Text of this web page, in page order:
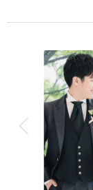
撮影料
着付け
アルバム
家族と撮影